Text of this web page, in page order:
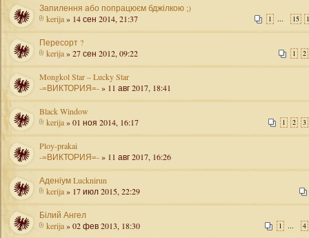
Запилення або попрацюєм бджілкою ;)
1 ... 15
kerija» 14 сен 2014, 21:37
Пересорт ?
1 2
kerija» 27 сен 2012, 09:22
Mongkol Star – Lucky Star
-=ВИКТОРИЯ=-» 11 авг 2017, 18:41
Black Window
1 2 3
kerija» 01 ноя 2014, 16:17
Ploy-prakai
-=ВИКТОРИЯ=-» 11 авг 2017, 16:26
Аденіум Lucknirun
kerija» 17 июл 2015, 22:29
Білий Ангел
1 ... 4
kerija» 02 фев 2013, 18:30